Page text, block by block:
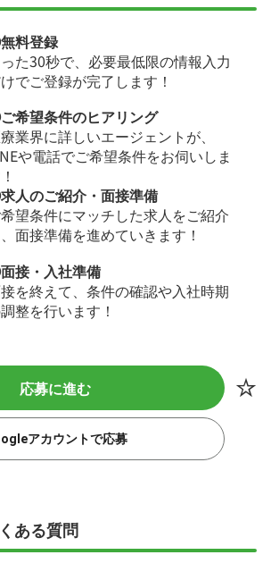
料登録
た30秒で、必要最低限の情報入力
でご登録が完了します！
希望条件のヒアリング
業界に詳しいエージェントが、
や電話でご希望条件をお伺いしま
人のご紹介・面接準備
望条件にマッチした求人をご紹介
面接準備を進めていきます！
接・入社準備
を終えて、条件の確認や入社時期
整を行います！
応募に進む
アカウントで応募
ある質問